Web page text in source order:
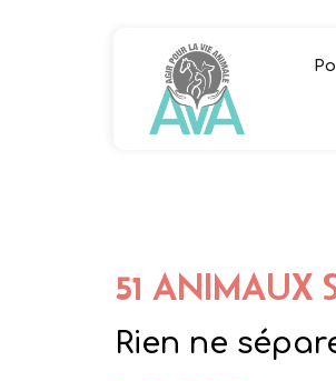
51 ANIMAUX
Rien ne